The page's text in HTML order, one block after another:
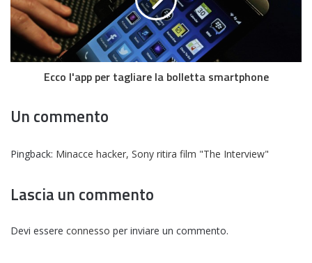
Ecco l'app per tagliare la bolletta smartphone
Un commento
Pingback: Minacce hacker, Sony ritira film "The Interview"
Lascia un commento
Devi essere connesso per inviare un commento.